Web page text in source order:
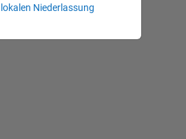
Niederlassung